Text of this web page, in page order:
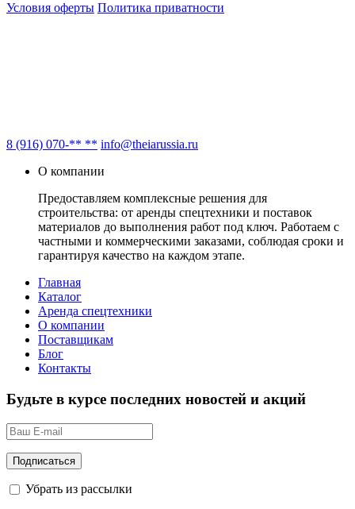
Условия оферты Политика приватности
8 (916) 070-** ** info@theiarussia.ru
О компании
Предоставляем комплексные решения для
строительства: от аренды спецтехники и поставок
материалов до выполнения работ под ключ. Работаем с
частными и коммерческими заказами, соблюдая сроки и
гарантируя качество на каждом этапе.
Главная
Каталог
Аренда спецтехники
О компании
Поставщикам
Блог
Контакты
Будьте в курсе последних новостей и акций
Убрать из рассылки